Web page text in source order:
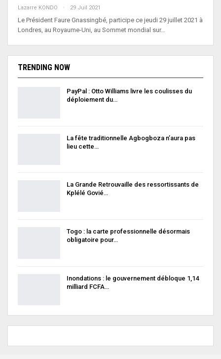
Lazarre KONDO 29 Juil 2021
Le Président Faure Gnassingbé, participe ce jeudi 29 juillet 2021 à
Londres, au Royaume-Uni, au Sommet mondial sur…
TRENDING NOW
PayPal : Otto Williams livre les coulisses du
déploiement du…
La fête traditionnelle Agbogboza n’aura pas
lieu cette…
La Grande Retrouvaille des ressortissants de
Kplélé Govié…
Togo : la carte professionnelle désormais
obligatoire pour…
Inondations : le gouvernement débloque 1,14
milliard FCFA…